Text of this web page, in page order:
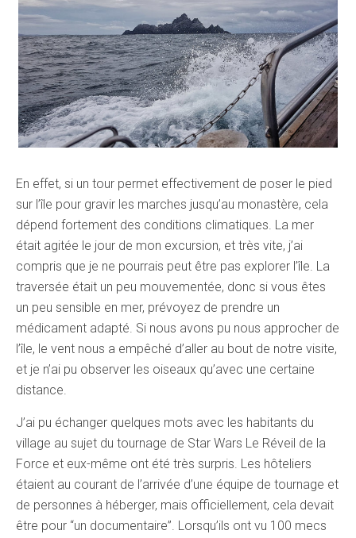
En effet, si un tour permet effectivement de poser le pied
sur l’île pour gravir les marches jusqu’au monastère, cela
dépend fortement des conditions climatiques. La mer
était agitée le jour de mon excursion, et très vite, j’ai
compris que je ne pourrais peut être pas explorer l’île. La
traversée était un peu mouvementée, donc si vous êtes
un peu sensible en mer, prévoyez de prendre un
médicament adapté. Si nous avons pu nous approcher de
l’île, le vent nous a empêché d’aller au bout de notre visite,
et je n’ai pu observer les oiseaux qu’avec une certaine
distance.
J’ai pu échanger quelques mots avec les habitants du
village au sujet du tournage de Star Wars Le Réveil de la
Force et eux-même ont été très surpris. Les hôteliers
étaient au courant de l’arrivée d’une équipe de tournage et
de personnes à héberger, mais officiellement, cela devait
être pour “un documentaire”. Lorsqu’ils ont vu 100 mecs